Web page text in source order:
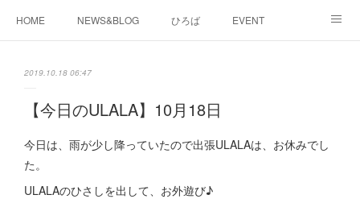
HOME NEWS&BLOG ひろば EVENT
2019.10.18 06:47
【今日のULALA】10月18日
今日は、雨が少し降っていたので出張ULALAは、お休みでし
た。
ULALAのひさしを出して、お外遊び♪